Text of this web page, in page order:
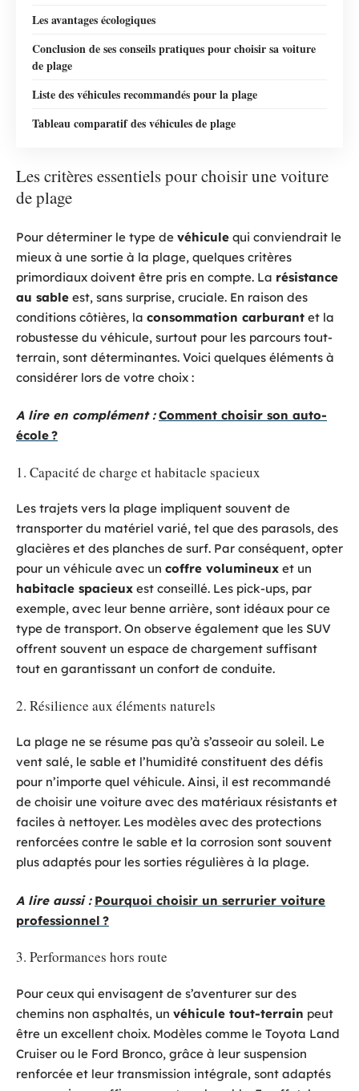
Les avantages écologiques
Conclusion de ses conseils pratiques pour choisir sa voiture
de plage
Liste des véhicules recommandés pour la plage
Tableau comparatif des véhicules de plage
Les critères essentiels pour choisir une voiture
de plage
Pour déterminer le type de véhicule qui conviendrait le
mieux à une sortie à la plage, quelques critères
primordiaux doivent être pris en compte. La résistance
au sable est, sans surprise, cruciale. En raison des
conditions côtières, la consommation carburant et la
robustesse du véhicule, surtout pour les parcours tout-
terrain, sont déterminantes. Voici quelques éléments à
considérer lors de votre choix :
A lire en complément : Comment choisir son auto-
école ?
1. Capacité de charge et habitacle spacieux
Les trajets vers la plage impliquent souvent de
transporter du matériel varié, tel que des parasols, des
glacières et des planches de surf. Par conséquent, opter
pour un véhicule avec un coffre volumineux et un
habitacle spacieux est conseillé. Les pick-ups, par
exemple, avec leur benne arrière, sont idéaux pour ce
type de transport. On observe également que les SUV
offrent souvent un espace de chargement suffisant
tout en garantissant un confort de conduite.
2. Résilience aux éléments naturels
La plage ne se résume pas qu’à s’asseoir au soleil. Le
vent salé, le sable et l’humidité constituent des défis
pour n’importe quel véhicule. Ainsi, il est recommandé
de choisir une voiture avec des matériaux résistants et
faciles à nettoyer. Les modèles avec des protections
renforcées contre le sable et la corrosion sont souvent
plus adaptés pour les sorties régulières à la plage.
A lire aussi : Pourquoi choisir un serrurier voiture
professionnel ?
3. Performances hors route
Pour ceux qui envisagent de s’aventurer sur des
chemins non asphaltés, un véhicule tout-terrain peut
être un excellent choix. Modèles comme le Toyota Land
Cruiser ou le Ford Bronco, grâce à leur suspension
renforcée et leur transmission intégrale, sont adaptés